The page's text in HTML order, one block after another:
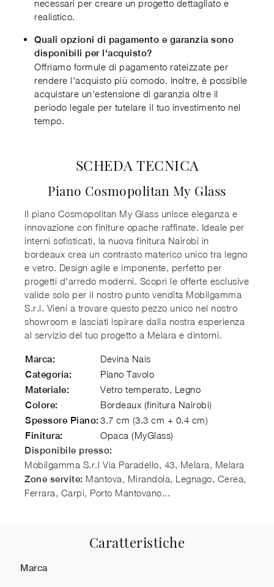
necessari per creare un progetto dettagliato e
realistico.
Quali opzioni di pagamento e garanzia sono
disponibili per l'acquisto?
Offriamo formule di pagamento rateizzate per
rendere l'acquisto più comodo. Inoltre, è possibile
acquistare un'estensione di garanzia oltre il
periodo legale per tutelare il tuo investimento nel
tempo.
SCHEDA TECNICA
Piano Cosmopolitan My Glass
Il piano Cosmopolitan My Glass unisce eleganza e
innovazione con finiture opache raffinate. Ideale per
interni sofisticati, la nuova finitura Nairobi in
bordeaux crea un contrasto materico unico tra legno
e vetro. Design agile e imponente, perfetto per
progetti d'arredo moderni. Scopri le offerte esclusive
valide solo per il nostro punto vendita Mobilgamma
S.r.l. Vieni a trovare questo pezzo unico nel nostro
showroom e lasciati ispirare dalla nostra esperienza
al servizio del tuo progetto a Melara e dintorni.
Marca: Devina Nais
Categoria: Piano Tavolo
Materiale: Vetro temperato, Legno
Colore: Bordeaux (finitura Nairobi)
Spessore Piano:3.7 cm (3.3 cm + 0.4 cm)
Finitura: Opaca (MyGlass)
Disponibile presso:
Mobilgamma S.r.l Via Paradello, 43, Melara, Melara
Zone servite: Mantova, Mirandola, Legnago, Cerea,
Ferrara, Carpi, Porto Mantovano...
Caratteristiche
Marca